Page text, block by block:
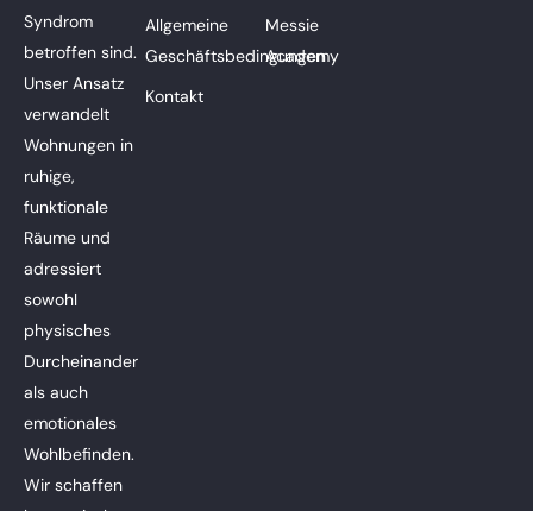
Syndrom
betroffen sind.
Unser Ansatz
verwandelt
Wohnungen in
ruhige,
funktionale
Räume und
adressiert
sowohl
physisches
Durcheinander
als auch
emotionales
Wohlbefinden.
Wir schaffen
Allgemeine
Geschäftsbedingungen
Kontakt
Messie
Academy